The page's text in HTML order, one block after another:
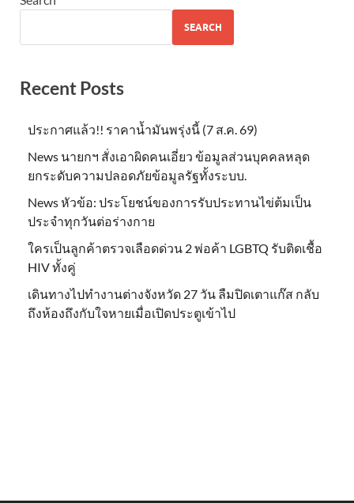
SEARCH
Recent Posts
ประกาศแล้ว!! ราคาน้ำมันพรุ่งนี้ (7 ส.ค. 69)
News นายกฯ สั่งเอาผิดคนเอี่ยว ข้อมูลส่วนบุคคลหลุด
ยกระดับความปลอดภัยข้อมูลรัฐทั้งระบบ.
News หัวข้อ: ประโยชน์ของการรับประทานไข่ต้มเป็น
ประจำทุกวันต่อร่างกาย
ใครเป็นลูกค้าตรวจเลือดด่วน 2 พ่อค้า LGBTQ รับติดเชื้อ
HIV ทั้งคู่
เดินทางไปทำงานต่างจังหวัด 27 วัน ลืมปิดเตาแก๊ส กลับ
ถึงห้องถึงกับใจหายเมื่อเปิดประตูเข้าไป